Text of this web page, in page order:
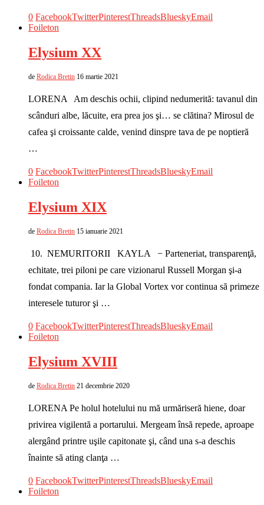
0 FacebookTwitterPinterestThreadsBlueskyEmail
Foileton
Elysium XX
de Rodica Bretin 16 martie 2021
LORENA Am deschis ochii, clipind nedumerită: tavanul din
scânduri albe, lăcuite, era prea jos şi… se clătina? Mirosul de
cafea şi croissante calde, venind dinspre tava de pe noptieră
…
0 FacebookTwitterPinterestThreadsBlueskyEmail
Foileton
Elysium XIX
de Rodica Bretin 15 ianuarie 2021
10. NEMURITORII KAYLA − Parteneriat, transparenţă,
echitate, trei piloni pe care vizionarul Russell Morgan şi-a
fondat compania. Iar la Global Vortex vor continua să primeze
interesele tuturor şi …
0 FacebookTwitterPinterestThreadsBlueskyEmail
Foileton
Elysium XVIII
de Rodica Bretin 21 decembrie 2020
LORENA Pe holul hotelului nu mă urmăriseră hiene, doar
privirea vigilentă a portarului. Mergeam însă repede, aproape
alergând printre uşile capitonate şi, când una s-a deschis
înainte să ating clanţa …
0 FacebookTwitterPinterestThreadsBlueskyEmail
Foileton